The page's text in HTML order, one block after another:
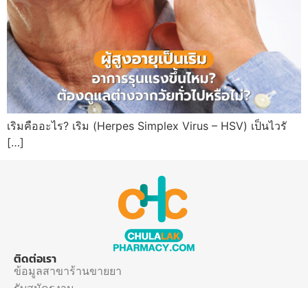
เริมคืออะไร? เริม (Herpes Simplex Virus – HSV) เป็นไวรั
[…]
ติดต่อเรา
ข้อมูลสาขาร้านขายยา